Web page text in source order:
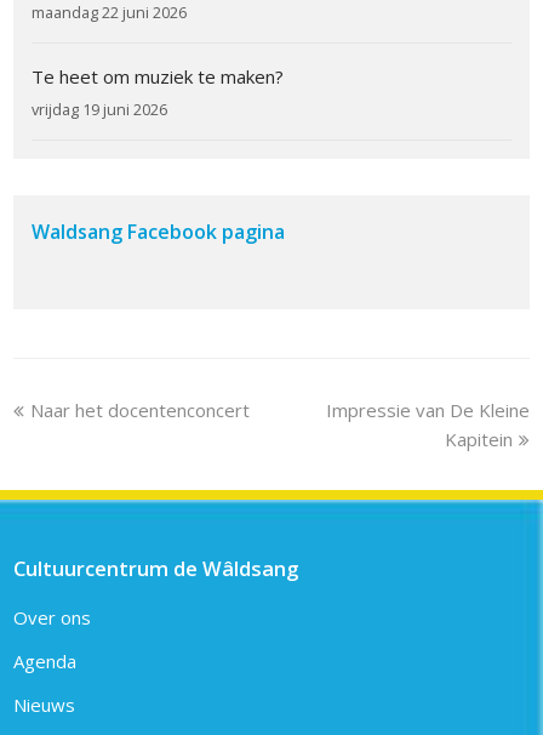
maandag 22 juni 2026
Te heet om muziek te maken?
vrijdag 19 juni 2026
Waldsang Facebook pagina
previous
Naar het docentenconcert
next
Impressie van De Kleine
Kapitein
Cultuurcentrum de Wâldsang
Over ons
Agenda
Nieuws